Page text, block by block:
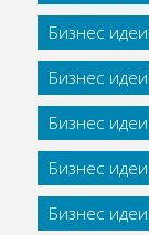
Бизнес
Бизнес
Бизнес
Бизнес
Бизнес